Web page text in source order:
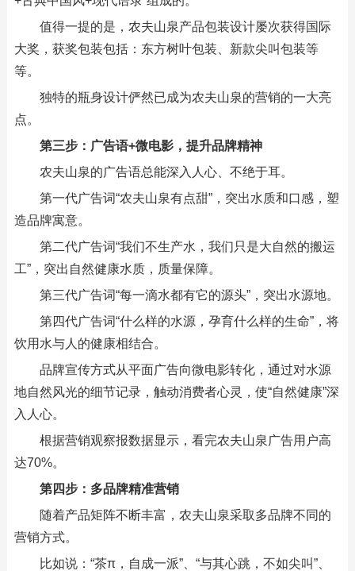
值得一提的是，农夫山泉产品包装设计屡次获得国际
大奖，获奖包装包括：东方树叶包装、新款尖叫包装等
等。
独特的瓶身设计俨然已成为农夫山泉的营销的一大亮
点。
第三步：广告语+微电影，提升品牌精神
农夫山泉的广告语总能深入人心、不绝于耳。
第一代广告词“农夫山泉有点甜”，突出水质和口感，塑
造品牌寓意。
第二代广告词“我们不生产水，我们只是大自然的搬运
工”，突出自然健康水质，质量保障。
第三代广告词“每一滴水都有它的源头”，突出水源地。
第四代广告词“什么样的水源，孕育什么样的生命”，将
饮用水与人的健康相结合。
品牌宣传方式从平面广告向微电影转化，通过对水源
地自然风光的细节记录，触动消费者心灵，使“自然健康”深
入人心。
根据营销观察报数据显示，看完农夫山泉广告用户高
达70%。
第四步：多品牌精准营销
随着产品矩阵不断丰富，农夫山泉采取多品牌不同的
营销方式。
比如说：“茶π，自成一派”、“与其心跳，不如尖叫”、